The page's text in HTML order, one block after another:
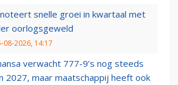
noteert snelle groei in kwartaal met
oorlogsgeweld
08-2026, 14:17
verwacht 777-9’s nog steeds
2027, maar maatschappij heeft ook